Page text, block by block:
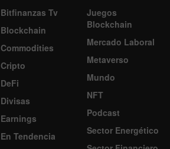
Bitfinanzas Tv
Blockchain
Commodities
Cripto
DeFi
Divisas
Earnings
En Tendencia
Juegos
Blockchain
Mercado Laboral
Metaverso
Mundo
NFT
Podcast
Sector Energético